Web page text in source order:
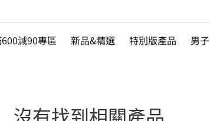
減90專區 新品&精選 特別版產品 男子
沒有找到相關產品